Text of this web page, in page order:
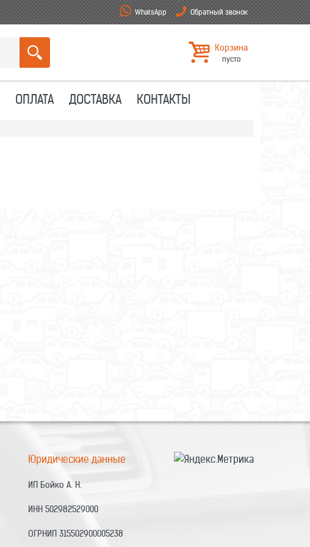
WhatsApp Обратный звонок
Корзина
пусто
ОПЛАТА ДОСТАВКА КОНТАКТЫ
Юридические данные
ИП Бойко А. Н.
ИНН 502982529000
ОГРНИП 315502900005238